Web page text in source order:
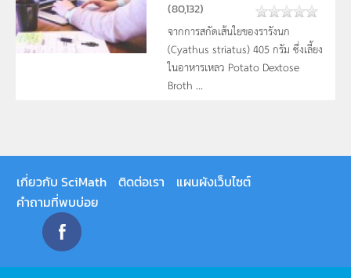
(80,132)
จากการสกัดเส้นใยของรารังนก
(Cyathus striatus) 405 กรัม ซึ่งเลี้ยง
ในอาหารเหลว Potato Dextose
Broth ...
เกี่ยวกับ SciMath ติดต่อเรา
แผนผังเว็บไซต์
คำถามที่พบบ่อย